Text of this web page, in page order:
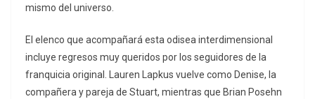
mismo del universo.
El elenco que acompañará esta odisea interdimensional
incluye regresos muy queridos por los seguidores de la
franquicia original. Lauren Lapkus vuelve como Denise, la
compañera y pareja de Stuart, mientras que Brian Posehn